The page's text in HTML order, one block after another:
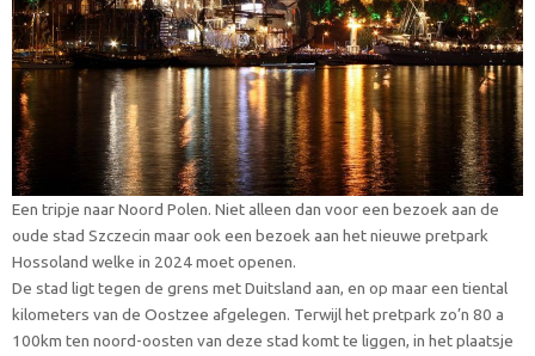
Een tripje naar Noord Polen. Niet alleen dan voor een bezoek aan de
oude stad Szczecin maar ook een bezoek aan het nieuwe pretpark
Hossoland welke in 2024 moet openen.
De stad ligt tegen de grens met Duitsland aan, en op maar een tiental
kilometers van de Oostzee afgelegen. Terwijl het pretpark zo’n 80 a
100km ten noord-oosten van deze stad komt te liggen, in het plaatsje